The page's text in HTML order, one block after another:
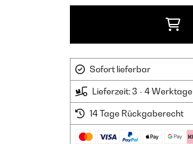
Sofort lieferbar
Lieferzeit: 3 - 4 Werktage
14 Tage Rückgaberecht